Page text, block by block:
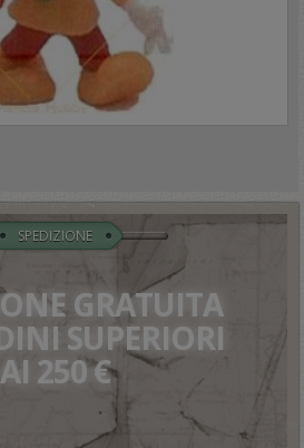
SPEDIZIONE
GRATUITA
SUPERIORI
AI 250 €